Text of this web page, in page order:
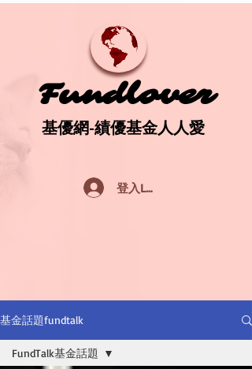
Fundlover
Fundlover
基優網-績優基金人人愛
基優網-績優基金人人愛
登入Log In
基金話題fundtalk
FundTalk基金話題